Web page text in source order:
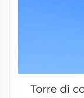
Torre di